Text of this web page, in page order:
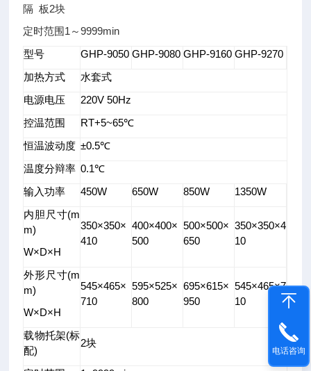
隔 板2块
定时范围 1～9999min
型号
GHP-9050 GHP-9080 GHP-9160 GHP-9270
加热方式
水套式
电源电压
220V 50Hz
控温范围
RT+5~65℃
恒温波动度 ±0.5℃
温度分辩率 0.1℃
输入功率
450W 650W 850W
1350W
内胆尺寸(m
m)
W×D×H
350×350×
410
400×400×
500
500×500×
650
350×350×4
10
外形尺寸(m
m)
W×D×H
545×465×
710
595×525×
800
695×615×
950
545×465×7
10
载物托架(标
配)
2块
5%
无
样
负
荷
电话咨询